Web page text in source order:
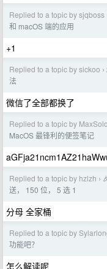
Replied to a topic by sjqboss
和 macOS 端的应用
+1
Replied to a topic by sickoo ›
法
微信了全部都换了
Replied to a topic by
MacOS 最锋利的便签笔记
Replied to a topic by hzlzh ›
送， 150 位， 5 选 1
分母 全家桶
Replied to a topic by
功能吧？
怎么解读呢